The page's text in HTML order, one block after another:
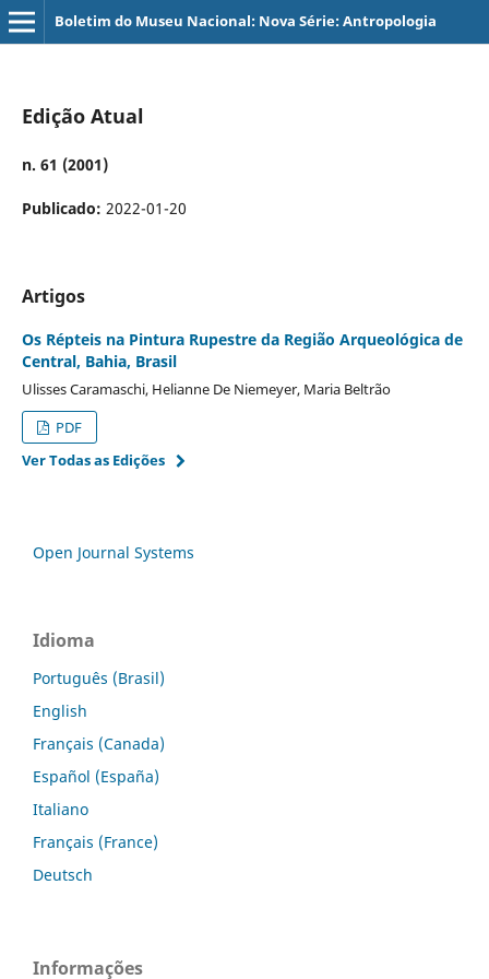
Boletim do Museu Nacional: Nova Série: Antropologia
Edição Atual
n. 61 (2001)
Publicado: 2022-01-20
Artigos
Os Répteis na Pintura Rupestre da Região Arqueológica de
Central, Bahia, Brasil
Ulisses Caramaschi, Helianne De Niemeyer, Maria Beltrão
PDF
Ver Todas as Edições
Open Journal Systems
Idioma
Português (Brasil)
English
Français (Canada)
Español (España)
Italiano
Français (France)
Deutsch
Informações